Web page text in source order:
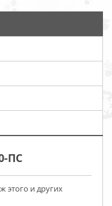
ПС
этого и других